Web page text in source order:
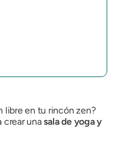
libre en tu rincón zen?
crear unasala de yoga y